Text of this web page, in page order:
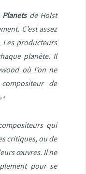
Planetsde Holst
C’est assez
Les producteurs
planète. Il
où l’on ne
de
4
qui
critiques, ou de
œuvres. Il ne
pour se